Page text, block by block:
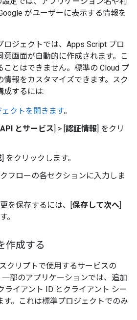
がユーザーに表示する情報を
ロジェクトでは、Apps Script プロ
意画面が自動的に作成されます。こ
ことはできません。標準の Cloud プ
情報をカスタマイズできます。スク
成するには:
クトを開きます。
API とサービス] > [認証情報] をクリ
] をクリックします。
フローの各セクションに入力しま
を保存するには、[保存して次へ]
。
作成する
クリプトで使用するサービスの
一部のアプリケーションでは、追加
ライアント ID とクライアント シー
す。これは標準プロジェクトでのみ